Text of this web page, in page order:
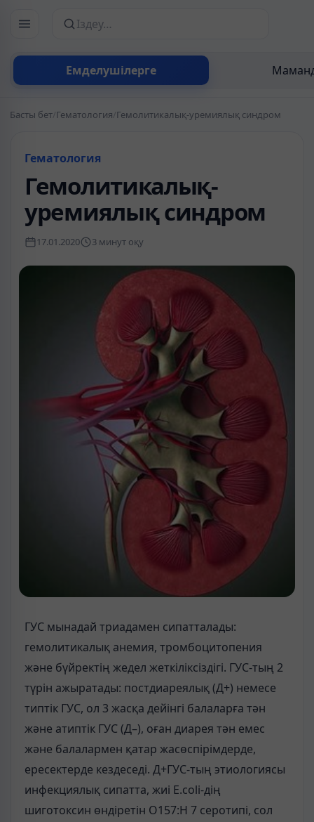
Емделушілерге
Сайттан іздеу
Басты бет/Гематология/Гемолитикалық-уремиялық синдром
Гематология
Гемолитикалық-
уремиялық синдром
17.01.2020 3 минут оқу
ГУС мынадай триадамен сипатталады:
гемолитикалық анемия, тромбоцитопения
және бүйректің жедел жеткіліксіздігі. ГУС-тың 2
түрін ажыратады: постдиареялық (Д+) немесе
типтік ГУС, ол 3 жасқа дейінгі балаларға тән
және атиптік ГУС (Д–), оған диарея тән емес
және балалармен қатар жасөспірімдерде,
ересектерде кездеседі. Д+ГУС-тың этиологиясы
инфекциялық сипатта, жиі E.coli-дің
шиготоксин өндіретін О157:Н 7 серотипі, сол